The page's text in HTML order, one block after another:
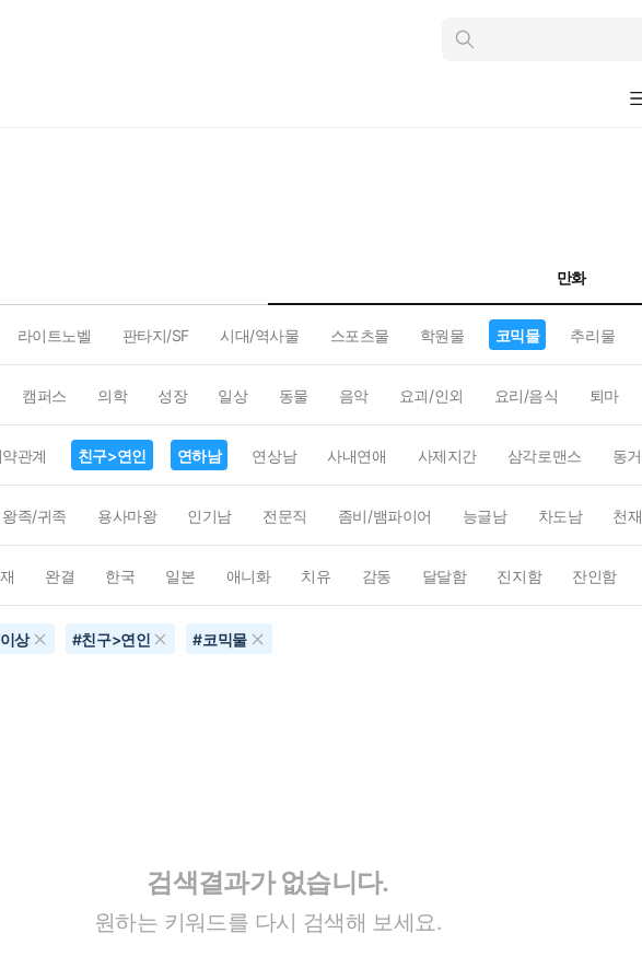
인
만화
라이트노벨 판타지/SF 시대/역사물 스포츠물 학원물 코믹물 추리물
캠퍼스 의학 성장 일상 동물 음악 요괴/인외 요리/음식 퇴마
약관계 친구>연인 연하남 연상남 사내연애 사제지간 삼각로맨스 동거
왕족/귀족 용사마왕 인기남 전문직 좀비/뱀파이어 능글남 차도남 천재
완결 한국 일본 애니화 치유 감동 달달함 진지함 잔인함
상 #친구>연인 #코믹물
검색결과가 없습니다.
원하는 키워드를 다시 검색해 보세요.